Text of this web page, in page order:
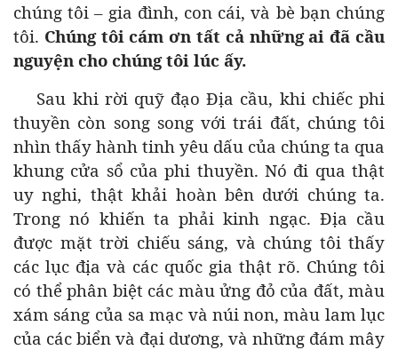
chúng tôi – gia đình, con cái, và bè bạn chúng
tôi. Chúng tôi cám ơn tất cả những ai đã cầu
nguyện cho chúng tôi lúc ấy.
Sau khi rời quỹ đạo Địa cầu, khi chiếc phi
thuyền còn song song với trái đất, chúng tôi
nhìn thấy hành tinh yêu dấu của chúng ta qua
khung cửa sổ của phi thuyền. Nó đi qua thật
uy nghi, thật khải hoàn bên dưới chúng ta.
Trong nó khiến ta phải kinh ngạc. Địa cầu
được mặt trời chiếu sáng, và chúng tôi thấy
các lục địa và các quốc gia thật rõ. Chúng tôi
có thể phân biệt các màu ửng đỏ của đất, màu
xám sáng của sa mạc và núi non, màu lam lục
của các biển và đại dương, và những đám mây